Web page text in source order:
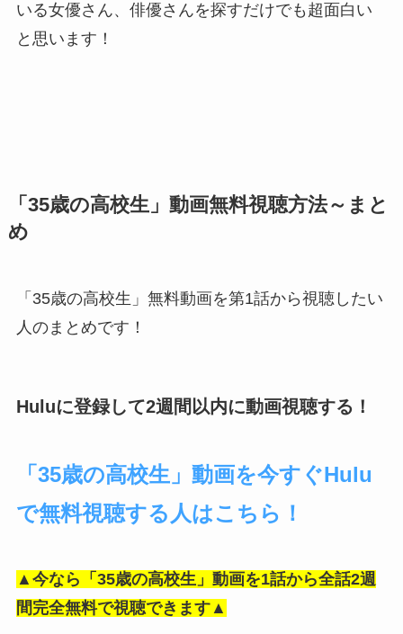
いる女優さん、俳優さんを探すだけでも超面白い
と思います！
「35歳の高校生」動画無料視聴方法～まと
め
「35歳の高校生」無料動画を第1話から視聴したい
人のまとめです！
Huluに登録して2週間以内に動画視聴する！
「35歳の高校生」動画を今すぐHulu
で無料視聴する人はこちら！
▲今なら「35歳の高校生」動画を1話から全話2週
間完全無料で視聴できます▲